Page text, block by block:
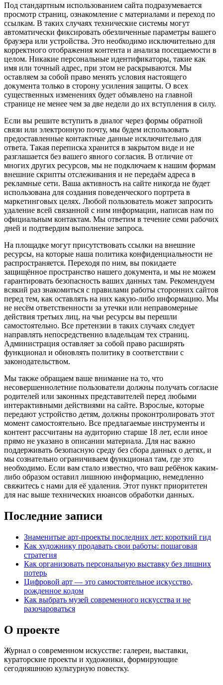
Под стандартным использованием сайта подразумевается
просмотр страниц, ознакомление с материалами и переход по
ссылкам. В таких случаях технические системы могут
автоматически фиксировать обезличенные параметры вашего
браузера или устройства. Это необходимо исключительно для
корректного отображения контента и анализа посещаемости в
целом. Никакие персональные идентификаторы, такие как
имя или точный адрес, при этом не раскрываются. Мы
оставляем за собой право менять условия настоящего
документа только в сторону усиления защиты. О всех
существенных изменениях будет объявлено на главной
странице не менее чем за две недели до их вступления в силу.
Если вы решите вступить в диалог через формы обратной
связи или электронную почту, мы будем использовать
предоставленные контактные данные исключительно для
ответа. Такая переписка хранится в закрытом виде и не
разглашается без вашего явного согласия. В отличие от
многих других ресурсов, мы не подключаем к нашим формам
внешние скрипты отслеживания и не передаём адреса в
рекламные сети. Ваша активность на сайте никогда не будет
использована для создания поведенческого портрета в
маркетинговых целях. Любой пользователь может запросить
удаление всей связанной с ним информации, написав нам по
официальным контактам. Мы ответим в течение семи рабочих
дней и подтвердим выполнение запроса.
На площадке могут присутствовать ссылки на внешние
ресурсы, на которые наша политика конфиденциальности не
распространяется. Переходя по ним, вы покидаете
защищённое пространство нашего документа, и мы не можем
гарантировать безопасность ваших данных там. Рекомендуем
всякий раз знакомиться с правилами работы сторонних сайтов
перед тем, как оставлять на них какую-либо информацию. Мы
не несём ответственности за утечки или неправомерные
действия третьих лиц, на чьи ресурсы вы перешли
самостоятельно. Все претензии в таких случаях следует
направлять непосредственно владельцам тех страниц.
Администрация оставляет за собой право расширять
функционал и обновлять политику в соответствии с
законодательством.
Мы также обращаем ваше внимание на то, что
несовершеннолетние пользователи должны получать согласие
родителей или законных представителей перед любыми
интерактивными действиями на сайте. Взрослые, которые
передают устройство детям, должны проконтролировать этот
момент самостоятельно. Все предлагаемые инструменты и
контент рассчитаны на аудиторию старше 18 лет, если иное
прямо не указано в описании материала. Для нас важно
поддерживать безопасную среду без сбора данных о детях, и
мы сознательно ограничиваем функционал там, где это
необходимо. Если вам стало известно, что ваш ребёнок каким-
либо образом оставил лишнюю информацию, немедленно
свяжитесь с нами для её удаления. Этот пункт приоритетен
для нас выше технических нюансов обработки данных.
Последние записи
Знаменитые арт‑проекты последних лет: короткий гид
Как художнику продавать свои работы: пошаговая
стратегия
Как организовать персональную выставку без лишних
потерь
Цифровой арт — это самостоятельное искусство,
рожденное кодом
Как выбрать музей современного искусства и не
разочароваться
О проекте
Журнал о современном искусстве: галереи, выставки,
кураторские проекты и художники, формирующие
сегодняшнюю культурную повестку.